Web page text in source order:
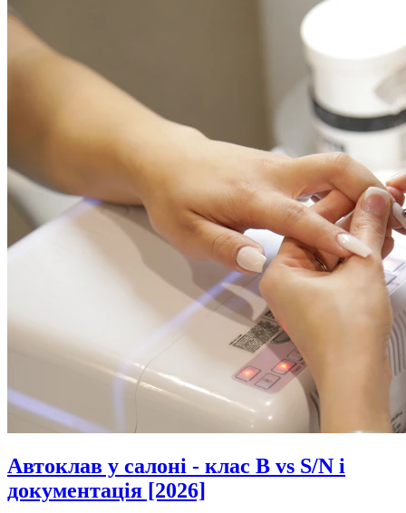
Автоклав у салоні - клас B vs S/N і
документація [2026]